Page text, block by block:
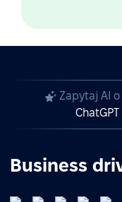
Zapytaj AI
ChatGPT
Business